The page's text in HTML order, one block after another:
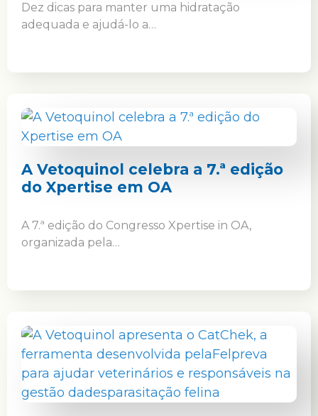
Dez dicas para manter uma hidratação
adequada e ajudá-lo a…
A Vetoquinol celebra a 7.ª edição
do Xpertise em OA
A 7.ª edição do Congresso Xpertise in OA,
organizada pela…